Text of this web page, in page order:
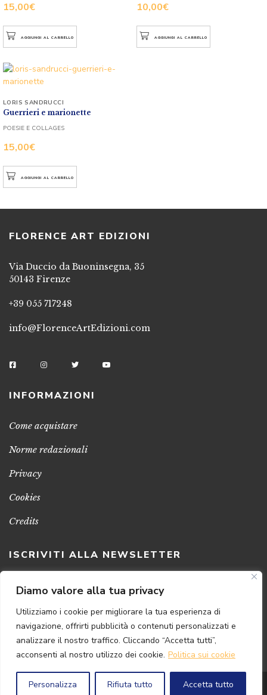
Diamo valore alla tua privacy
Utilizziamo i cookie per migliorare la tua esperienza di
navigazione, offrirti pubblicità o contenuti personalizzati e
analizzare il nostro traffico. Cliccando “Accetta tutti”,
acconsenti al nostro utilizzo dei cookie. Politica sui cookie
Personalizza Rifiuta tutto Accetta tutto
15,00€
AGGIUNGI AL CARRELLO
10,00€
AGGIUNGI AL CARRELLO
Guerrieri e marionette
15,00€
LORIS SANDRUCCI
POESIE E COLLAGES
AGGIUNGI AL CARRELLO
FLORENCE ART EDIZIONI
Via Duccio da Buoninsegna, 35
50143 Firenze
+39 055 717248
info@FlorenceArtEdizioni.com
INFORMAZIONI
Come acquistare
Norme redazionali
Privacy
Cookies
Credits
ISCRIVITI ALLA NEWSLETTER
Clicca sul pulsante per ricevere le nostre ultime novità,
notizie e promozioni
ISCRIVITI ADESSO
© 2024 FlorenceArtEdizioni | P.IVA 04813630482